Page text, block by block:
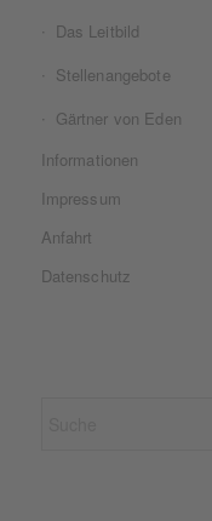
Das Leitbild
Stellenangebote
Gärtner von Eden
Informationen
Impressum
Anfahrt
Datenschutz